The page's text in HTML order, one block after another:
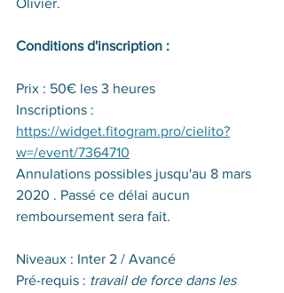
Olivier.
Conditions d'inscription :
Prix : 50€ les 3 heures
Inscriptions :
https://widget.fitogram.pro/cielito?
w=/event/7364710
Annulations possibles jusqu'au 8 mars
2020 . Passé ce délai aucun
remboursement sera fait.
Niveaux : Inter 2 / Avancé
Pré-requis : travail de force dans les